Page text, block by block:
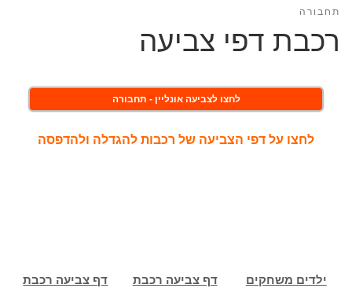
תחבורה
רכבת דפי צביעה
לחצו לצביעה אונליין - תחבורה
לחצו על דפי הצביעה של רכבות להגדלה ולהדפסה
דף צביעה רכבת
דף צביעה רכבת
ילדים משחקים